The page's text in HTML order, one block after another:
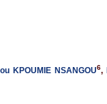
KPOUMIE NSANGOU6,